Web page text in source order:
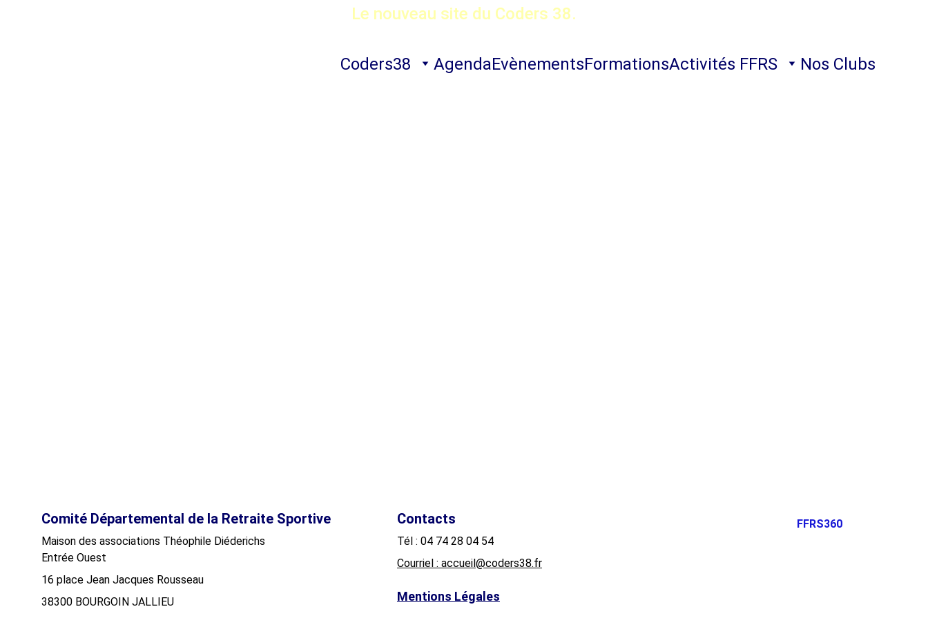
Le nouveau site du Coders 38.
Coders38 AgendaEvènementsFormationsActivités FFRS Nos Clubs
Comité Départemental de la Retraite Sportive
Maison des associations Théophile Diéderichs
Entrée Ouest
16 place Jean Jacques Rousseau
38300 BOURGOIN JALLIEU
Contacts
Tél : 04 74 28 04 54
Courriel : accueil@coders38.fr
Mentions Légales
FFRS360